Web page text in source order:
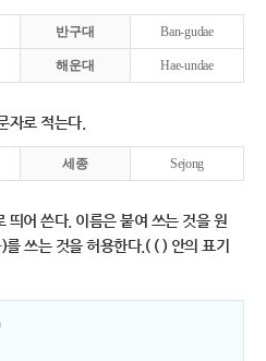
반구대 Ban-gudae
해운대 Hae-undae
자로 적는다.
세종 Sejong
띄어 쓴다. 이름은 붙여 쓰는 것을 원
쓰는 것을 허용한다.( ( ) 안의 표기